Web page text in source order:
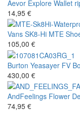
Aevor Explore Wallet
14,95 €
Vans SK8-Hi MTE
105,00 €
Burton Yeasayer FV
430,00 €
AndFeelings Flower
74,95 €